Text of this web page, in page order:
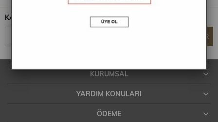
KAMPANYALARDAN HABERDAR OLUN
GÖNDER
KURUMSAL
YARDIM KONULARI
ÖDEME